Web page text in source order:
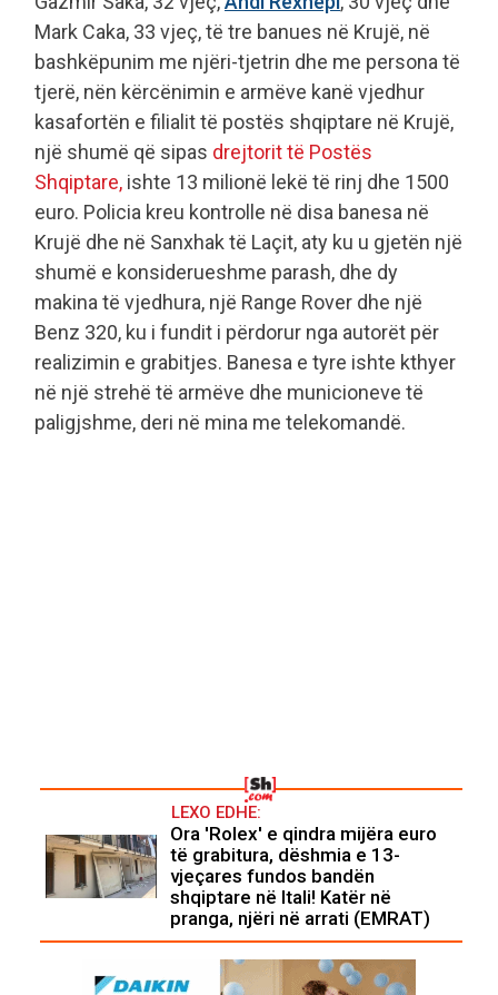
Mark Caka, 33 vjeç, të tre banues në Krujë, në
bashkëpunim me njëri-tjetrin dhe me persona të
tjerë, nën kërcënimin e armëve kanë vjedhur
kasafortën e filialit të postës shqiptare në Krujë,
një shumë që sipas drejtorit të Postës
Shqiptare, ishte 13 milionë lekë të rinj dhe 1500
euro. Policia kreu kontrolle në disa banesa në
Krujë dhe në Sanxhak të Laçit, aty ku u gjetën një
shumë e konsiderueshme parash, dhe dy
makina të vjedhura, një Range Rover dhe një
Benz 320, ku i fundit i përdorur nga autorët për
realizimin e grabitjes. Banesa e tyre ishte kthyer
në një strehë të armëve dhe municioneve të
paligjshme, deri në mina me telekomandë.
LEXO EDHE:
Ora 'Rolex' e qindra mijëra euro
të grabitura, dëshmia e 13-
vjeçares fundos bandën
shqiptare në Itali! Katër në
pranga, njëri në arrati (EMRAT)